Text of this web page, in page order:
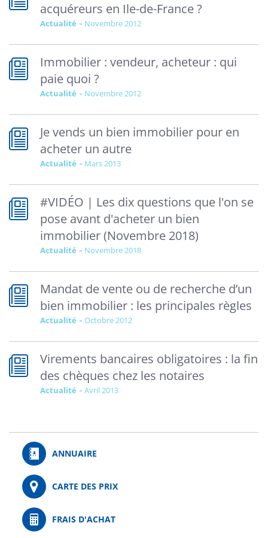
acquéreurs en Ile-de-France ?
Actualité novembre 2012
Immobilier : vendeur, acheteur : qui
paie quoi ?
Actualité novembre 2012
Je vends un bien immobilier pour en
acheter un autre
Actualité mars 2013
#VIDÉO | Les dix questions que l'on se
pose avant d'acheter un bien
immobilier (Novembre 2018)
Actualité novembre 2018
Mandat de vente ou de recherche d’un
bien immobilier : les principales règles
Actualité octobre 2012
Virements bancaires obligatoires : la fin
des chèques chez les notaires
Actualité avril 2013
ANNUAIRE
CARTE DES PRIX
FRAIS D'ACHAT